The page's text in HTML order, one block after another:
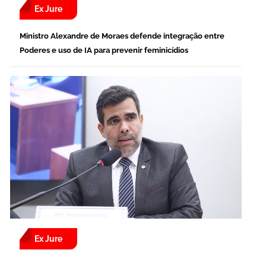
Ex Jure
Ministro Alexandre de Moraes defende integração entre
Poderes e uso de IA para prevenir feminicídios
Ex Jure